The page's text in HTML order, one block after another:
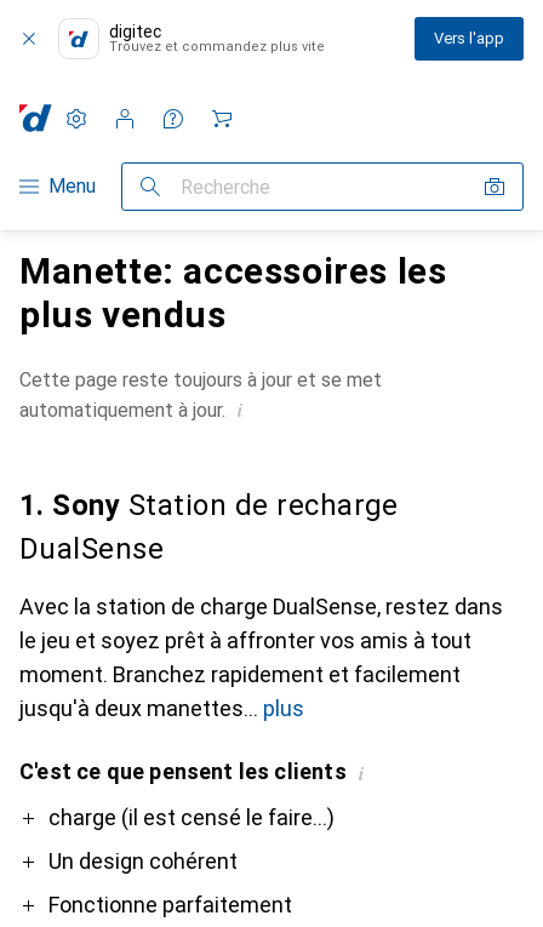
digitec
Trouvez et commandez plus vite Vers l'app
Navigation par catégorie
Menu Recherche
Paramètres
Compte client
Listes de comparaison
Listes d'envies
Panier
Manette: accessoires les
plus vendus
Cette page reste toujours à jour et se met
automatiquement à jour. i
1. Sony Station de recharge
DualSense
Avec la station de charge DualSense, restez dans
le jeu et soyez prêt à affronter vos amis à tout
moment. Branchez rapidement et facilement
jusqu'à deux manettes
plus
C'est ce que pensent les clients i
Procharge (il est censé le faire...)
Un design cohérent
Fonctionne parfaitement
Contre